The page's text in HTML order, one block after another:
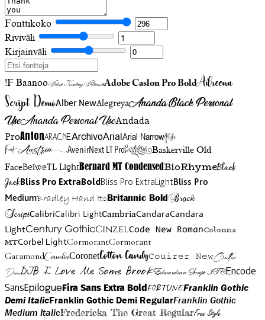
Fonttikoko
Riviväli
Kirjainväli
!F BaanooAdine Kirnberg AlternateAdobe Caslon Pro BoldAdreena
Script DemoAlber NewAlegreyaAnanda Black Personal
UseAnanda Personal UseAndada
ProAntonAracneArchivoArialArial NarrowArtistic
FriendAustriaAvenirNext LT ProBadelionBaskerville Old
FaceBelweTL LightBernard MT CondensedBioRhymeBlack
JackBliss Pro ExtraBoldBliss Pro ExtraLightBliss Pro
MediumBradley Hand Itc Britannic Bold Brock
ScriptCalibriCalibri LightCambriaCandaraCandara
LightCentury GothicCinzelCode New RomanColonna
MTCorbel LightCormorantCormorant
GaramondCorneliaCoronetCotton CandyCouirer NewCreattion
DemoDJB I Love Me Some BrookEdwardian Script ITCEncode
SansEpilogueFira Sans Extra BoldFortuneFranklin Gothic
Demi ItalicFranklin Gothic Demi RegularFranklin Gothic
Medium ItalicFredericka The Great RegularFree Style